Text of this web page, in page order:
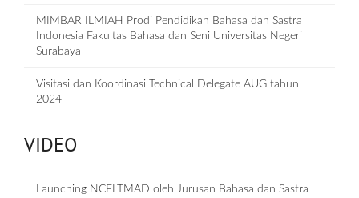
MIMBAR ILMIAH Prodi Pendidikan Bahasa dan Sastra
Indonesia Fakultas Bahasa dan Seni Universitas Negeri
Surabaya
Visitasi dan Koordinasi Technical Delegate AUG tahun
2024
VIDEO
Launching NCELTMAD oleh Jurusan Bahasa dan Sastra